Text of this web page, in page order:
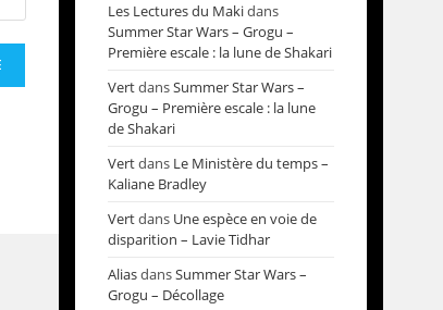
Les Lectures du Makidans
Summer Star Wars – Grogu –
Première escale : la lune de Shakari
VertdansSummer Star Wars –
Grogu – Première escale : la lune
de Shakari
Vertdans Le Ministère du temps –
Kaliane Bradley
Vertdans Une espèce en voie de
disparition – Lavie Tidhar
AliasdansSummer Star Wars –
Grogu – Décollage